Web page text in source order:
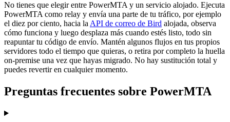
No tienes que elegir entre PowerMTA y un servicio alojado. Ejecuta
PowerMTA como relay y envía una parte de tu tráfico, por ejemplo
el diez por ciento, hacia la API de correo de Bird alojada, observa
cómo funciona y luego desplaza más cuando estés listo, todo sin
reapuntar tu código de envío. Mantén algunos flujos en tus propios
servidores todo el tiempo que quieras, o retira por completo la huella
on-premise una vez que hayas migrado. No hay sustitución total y
puedes revertir en cualquier momento.
Preguntas frecuentes sobre PowerMTA